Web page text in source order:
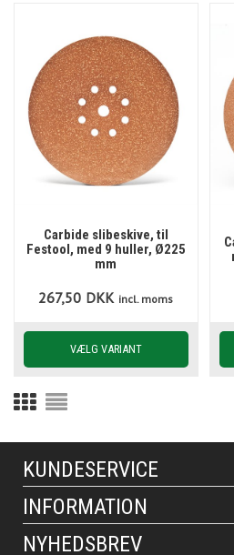
Carbide slibeskive, til
Festool, med 9 huller, Ø225
mm
267,50 DKK incl. moms
KUNDESERVICE
INFORMATION
NYHEDSBREV